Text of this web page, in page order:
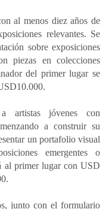
al menos diez años de
relevantes. Se
sobre exposiciones
piezas en colecciones
del primer lugar se
artistas jóvenes con
a construir su
un portafolio visual
emergentes o
al primer lugar con USD
junto con el formulario